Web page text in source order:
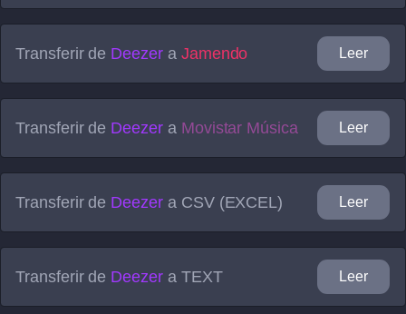
Transferir de Deezera Jamendo Leer
Transferir de Deezera Movistar Música Leer
Transferir de Deezera CSV (EXCEL) Leer
Transferir de Deezera TEXT Leer